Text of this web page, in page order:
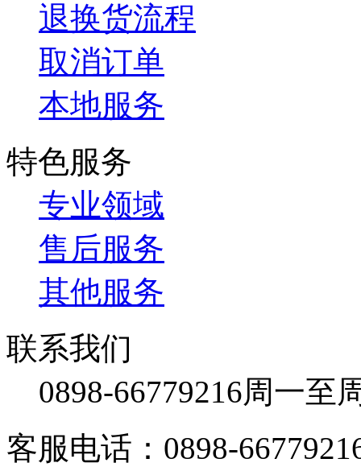
退换货流程
取消订单
本地服务
特色服务
专业领域
售后服务
其他服务
联系我们
0898-66779216周一至
客服电话：0898-